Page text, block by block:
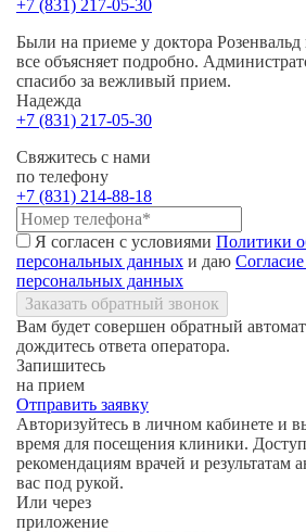
+7 (831) 217-05-30
Были на приеме у доктора
все объясняет подробно.
спасибо за вежливый прием.
Надежда
+7 (831) 217-05-30
Свяжитесь с нами
по телефону
+7 (831) 214-88-18
Я согласен с условиями Политики
персональных данных и даю
персональных данных
Заказать обратный звонок
Вам будет совершен обратный
дождитесь ответа оператора.
Запишитесь
на прием
Отправить заявку
Авторизуйтесь в личном кабинете и
время для посещения клиники.
рекомендациям врачей и результатам
вас под рукой.
Или через
приложение